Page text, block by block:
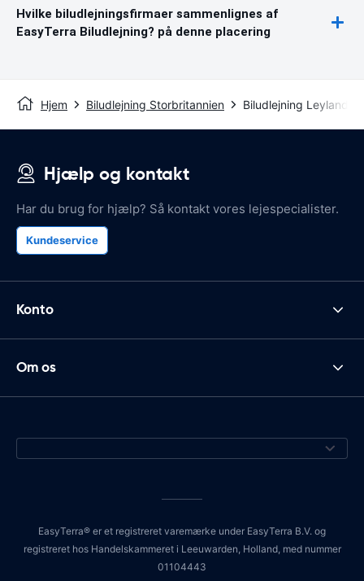
Hvilke biludlejningsfirmaer sammenlignes af
EasyTerra Biludlejning? på denne placering
Hjem Biludlejning Storbritannien Biludlejning Leyland
Hjælp og kontakt
Har du brug for hjælp? Så kontakt vores lejespecialister.
Kundeservice
Konto
Om os
EasyTerra® er et registreret varemærke under EasyTerra B.V. og
registreret hos Handelskammeret i Leeuwarden, Holland, med nummer
01104443